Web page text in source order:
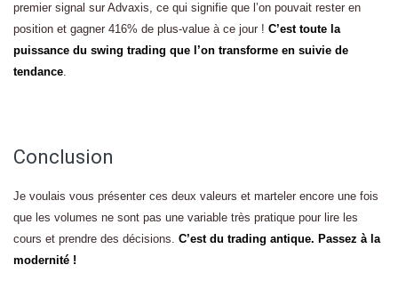
premier signal sur Advaxis, ce qui signifie que l’on pouvait rester en
position et gagner 416% de plus-value à ce jour ! C’est toute la
puissance du swing trading que l’on transforme en suivie de
tendance.
Conclusion
Je voulais vous présenter ces deux valeurs et marteler encore une fois
que les volumes ne sont pas une variable très pratique pour lire les
cours et prendre des décisions. C’est du trading antique. Passez à la
modernité !